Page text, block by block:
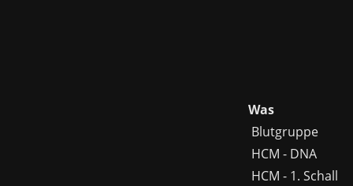
Was
Blutgruppe
HCM - DNA
HCM - 1. Schall